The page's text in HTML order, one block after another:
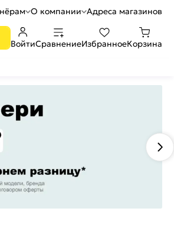
О компании Адреса магазинов
ВойтиСравнениеИзбранноеКорзина